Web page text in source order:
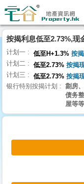
主
页
搵
楼/
交
业
主
按揭利息低至2.73%,现
计划一 低至H+1.3% 按
计划二 低至2.73% 按揭
计划三 低至2.73% 按揭
银行特别按揭计划
劏房
债务
屋等等